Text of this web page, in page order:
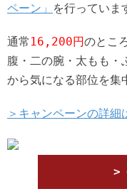
ペーン」 を行っていま
通常 16,200円のとこ
腹・二の腕・太もも・
から気になる部位を集
＞キャンペーンの詳細